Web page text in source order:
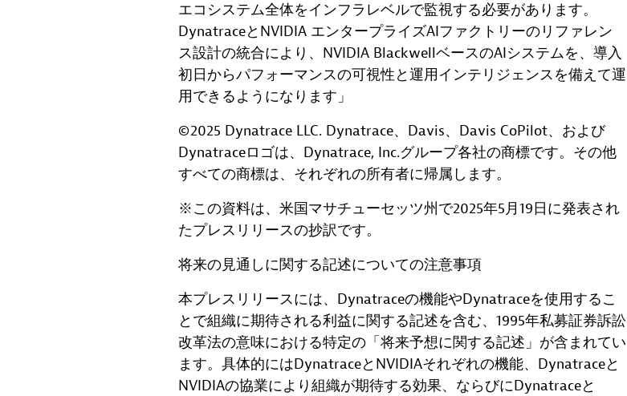
エコシステム全体をインフラレベルで監視する必要があります。
DynatraceとNVIDIA エンタープライズAIファクトリーのリファレン
ス設計の統合により、NVIDIA BlackwellベースのAIシステムを、導入
初日からパフォーマンスの可視性と運用インテリジェンスを備えて運
用できるようになります」
©2025 Dynatrace LLC. Dynatrace、Davis、Davis CoPilot、および
Dynatraceロゴは、Dynatrace, Inc.グループ各社の商標です。その他
すべての商標は、それぞれの所有者に帰属します。
※この資料は、米国マサチューセッツ州で2025年5月19日に発表され
たプレスリリースの抄訳です。
将来の見通しに関する記述についての注意事項
本プレスリリースには、Dynatraceの機能やDynatraceを使用するこ
とで組織に期待される利益に関する記述を含む、1995年私募証券訴訟
改革法の意味における特定の「将来予想に関する記述」が含まれてい
ます。具体的にはDynatraceとNVIDIAそれぞれの機能、Dynatraceと
NVIDIAの協業により組織が期待する効果、ならびにDynatraceと